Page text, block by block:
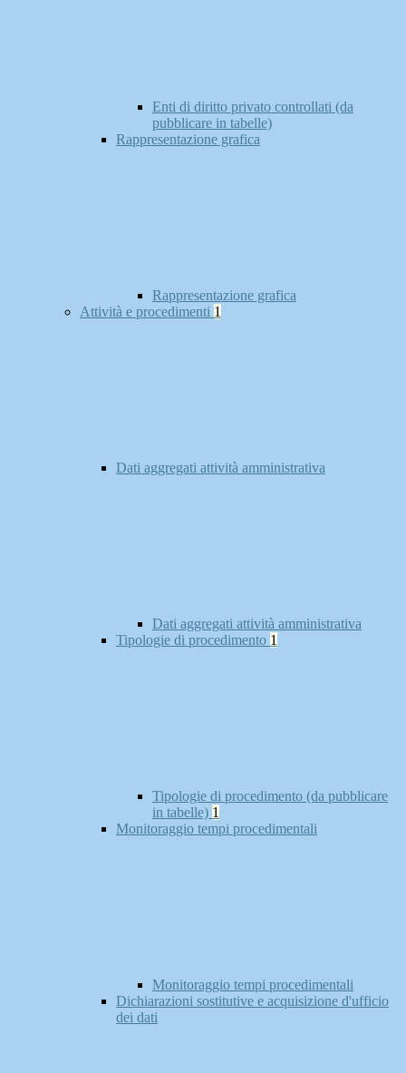
Enti di diritto privato controllati (da
pubblicare in tabelle)
Rappresentazione grafica
Rappresentazione grafica
Attività e procedimenti 1
Dati aggregati attività amministrativa
Dati aggregati attività amministrativa
Tipologie di procedimento 1
Tipologie di procedimento (da pubblicare
in tabelle) 1
Monitoraggio tempi procedimentali
Monitoraggio tempi procedimentali
Dichiarazioni sostitutive e acquisizione d'ufficio
dei dati